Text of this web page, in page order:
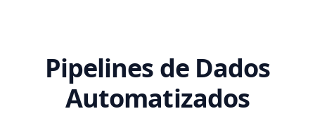
Pipelines de Dados
Automatizados